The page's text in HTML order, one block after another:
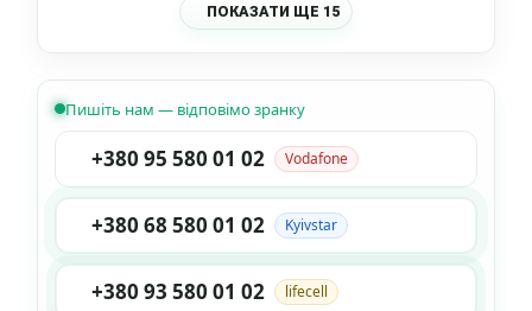
ПОКАЗАТИ ЩЕ 15
Пишіть нам — відповімо зранку
+380 95 580 01 02 Vodafone
+380 68 580 01 02 Kyivstar
+380 93 580 01 02 lifecell